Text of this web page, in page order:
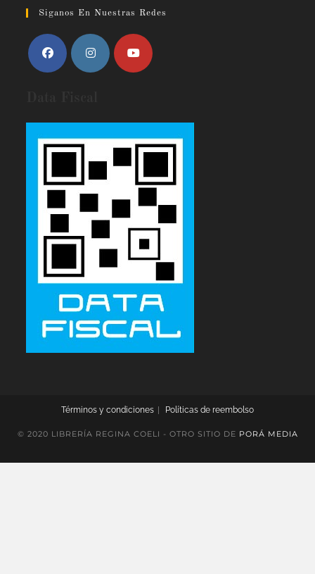
Siganos En Nuestras Redes
Términos y condiciones Políticas de reembolso
© 2020 LIBRERÍA REGINA COELI - OTRO SITIO DE PORÁ MEDIA